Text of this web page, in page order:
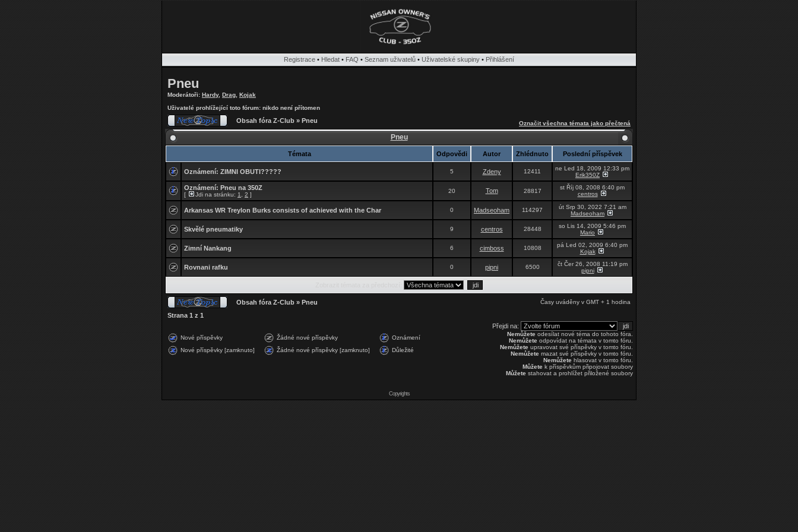
Registrace • Hledat • FAQ • Seznam uživatelů • Uživatelské skupiny • Přihlášení
Pneu
Moderátoři: Hardy, Drag Kojak
Uživatelé prohlížející toto fórum: nikdo není přítomen
Obsah fóra Z-Club » Pneu Označit všechna témata jako přečtená
Pneu
Témata Odpovědi Autor Zhlédnuto Poslední příspěvek
Oznámení: ZIMNI OBUTI????? 5 Zdeny 12411
ne Led 18, 2009 12:33 pm
Erik350Z
Oznámení: Pneu na 350Z
[ Jdi na stránku: 1 2 ]
20 Tom 28817
st Říj 08, 2008 6:40 pm
centros
Arkansas WR Treylon Burks consists of achieved with the Char 0 Madseoham 114297
út Srp 30, 2022 7:21 am
Madseoham
Skvělé pneumatiky 9 centros 28448
so Lis 14, 2009 5:46 pm
Mario
Zimní Nankang 6 cimboss 10808
pá Led 02, 2009 6:40 pm
Kojak
Rovnani rafku 0 pipni 6500
čt Čer 26, 2008 11:19 pm
pipni
Obsah fóra Z-Club » Pneu Časy uváděny v GMT + 1 hodina
Strana 1 z 1
Přejdi na:
Nové příspěvky Žádné nové příspěvky
Oznámení
Nové příspěvky [zamknuto]
Žádné nové příspěvky [zamknuto] Důležité
Nemůžete odesílat nové téma do tohoto fóra.
Nemůžete odpovídat na témata v tomto fóru.
Nemůžete upravovat své příspěvky v tomto fóru.
Nemůžete mazat své příspěvky v tomto fóru.
Nemůžete hlasovat v tomto fóru.
Můžete k příspěvkům připojovat soubory
Můžete stahovat a prohlížet přiložené soubory
Copyrights